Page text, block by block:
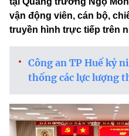
vận động viên, cán bộ,
truyền hình trực tiếp trên
Công an TP Huế kỷ
thống các lực lượng